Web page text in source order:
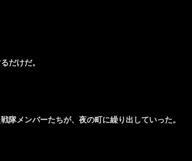
だけだ。
隊メンバーたちが、夜の町に繰り出していった。